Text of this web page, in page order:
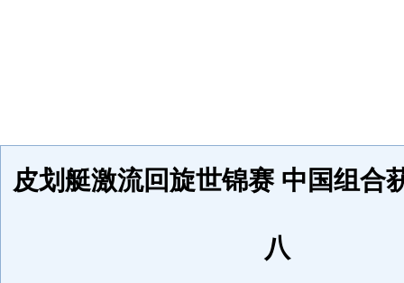
皮划艇激流回旋世锦赛 中国组合
八